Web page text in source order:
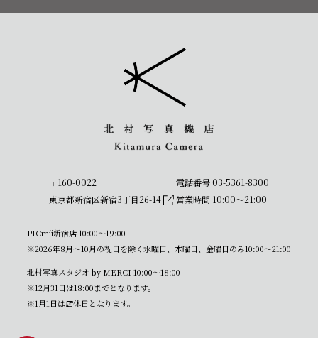
〒160-0022
東京都新宿区新宿3丁目26-14
電話番号 03-5361-8300
営業時間 10:00〜21:00
PICmii新宿店 10:00〜19:00
※2026年8月～10月の祝日を除く水曜日、木曜日、金曜日のみ10:00～21:00
北村写真スタジオ by MERCI 10:00〜18:00
※12月31日は18:00までとなります。
※1月1日は店休日となります。